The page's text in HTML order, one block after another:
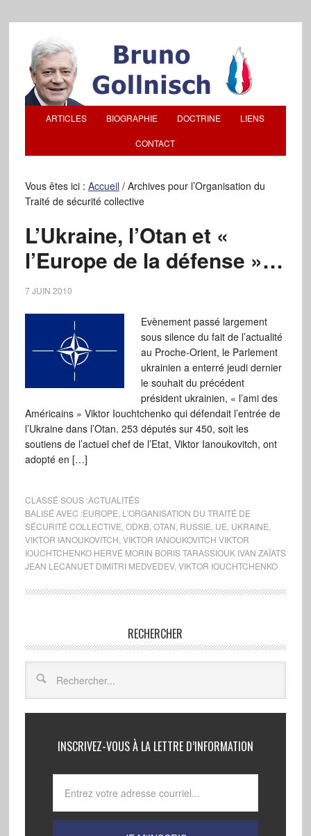
ARTICLES BIOGRAPHIE DOCTRINE LIENS
CONTACT
Vous êtes ici : Accueil /Archives pour l’Organisation du
Traité de sécurité collective
L’Ukraine, l’Otan et «
l’Europe de la défense »…
7 JUIN 2010
Evènement passé largement
sous silence du fait de l’actualité
au Proche-Orient, le Parlement
ukrainien a enterré jeudi dernier
le souhait du précédent
président ukrainien, « l’ami des
Américains » Viktor Iouchtchenko qui défendait l’entrée de
l’Ukraine dans l’Otan. 253 députés sur 450, soit les
soutiens de l’actuel chef de l’Etat, Viktor Ianoukovitch, ont
adopté en […]
CLASSÉ SOUS :ACTUALITÉS
BALISÉ AVEC :EUROPE L'ORGANISATION DU TRAITÉ DE
SÉCURITÉ COLLECTIVE ODKB, OTAN RUSSIE UE UKRAINE
VIKTOR IANOUKOVITCH VIKTOR IANOUKOVITCH VIKTOR
IOUCHTCHENKO HERVÉ MORIN BORIS TARASSIOUK IVAN ZAÏATS
JEAN LECANUET DIMITRI MEDVEDEV, VIKTOR IOUCHTCHENKO
RECHERCHER
INSCRIVEZ-VOUS À LA LETTRE D’INFORMATION